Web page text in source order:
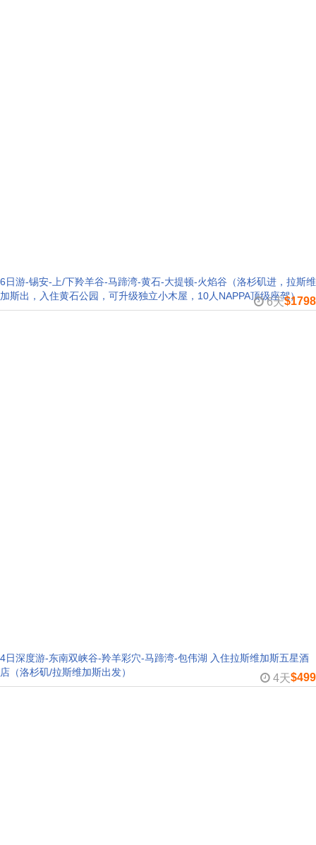
6日游-锡安-上/下羚羊谷-马蹄湾-黄石-大提顿-火焰谷（洛杉矶进，拉斯维
加斯出，入住黄石公园，可升级独立小木屋，10人NAPPA顶级座驾）
6天$1798
4日深度游-东南双峡谷-羚羊彩穴-马蹄湾-包伟湖 入住拉斯维加斯五星酒
店（洛杉矶/拉斯维加斯出发）
4天$499